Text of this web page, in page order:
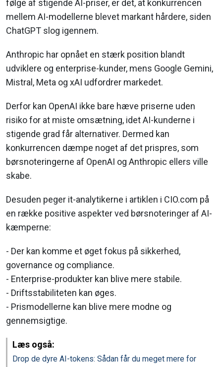
følge af stigende AI-priser, er det, at konkurrencen
mellem AI-modellerne blevet markant hårdere, siden
ChatGPT slog igennem.
Anthropic har opnået en stærk position blandt
udviklere og enterprise-kunder, mens Google Gemini,
Mistral, Meta og xAI udfordrer markedet.
Derfor kan OpenAI ikke bare hæve priserne uden
risiko for at miste omsætning, idet AI-kunderne i
stigende grad får alternativer. Dermed kan
konkurrencen dæmpe noget af det prispres, som
børsnoteringerne af OpenAI og Anthropic ellers ville
skabe.
Desuden peger it-analytikerne i artiklen i CIO.com på
en række positive aspekter ved børsnoteringer af AI-
kæmperne:
- Der kan komme et øget fokus på sikkerhed,
governance og compliance.
- Enterprise-produkter kan blive mere stabile.
- Driftsstabiliteten kan øges.
- Prismodellerne kan blive mere modne og
gennemsigtige.
Læs også:
Drop de dyre AI-tokens: Sådan får du meget mere for